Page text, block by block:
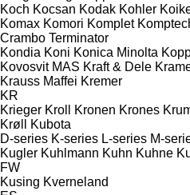
Koch Kocsan Kodak Kohler
Komax Komori Komplet
Crambo Terminator
Kondia Koni Konica Minolta
Kovosvit MAS Kraft & Dele
Krauss Maffei Kremer
KR
Krieger Kroll Kronen Krones
Krøll
Kubota
D-series K-series L-series M-
Kugler Kuhlmann Kuhn Kuhne
FW
Kusing Kverneland